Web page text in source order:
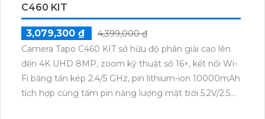
C460 KIT
3,079,300 ₫
4,399,000 ₫
Camera Tapo C460 KIT sở hữu độ phân giải cao lên
đến 4K UHD 8MP, zoom kỹ thuật số 16×, kết nối Wi-
Fi băng tần kép 2.4/5 GHz, pin lithium-ion 10000mAh
tích hợp cùng tấm pin năng lượng mặt trời 5.2V/2.5W.